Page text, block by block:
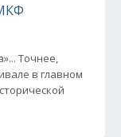
Точнее,
в главном